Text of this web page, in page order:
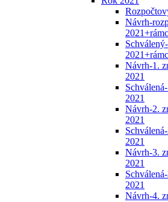
Návrh-
Návrh-1.
2021
2021
Návrh-2.
2021
2021
Návrh-3.
2021
2021
Návrh-4.